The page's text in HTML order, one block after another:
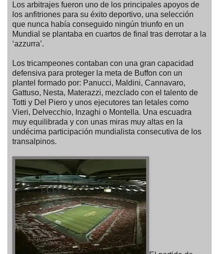
Los arbitrajes fueron uno de los principales apoyos de
los anfitriones para su éxito deportivo, una selección
que nunca había conseguido ningún triunfo en un
Mundial se plantaba en cuartos de final tras derrotar a la
‘azzurra’.
Los tricampeones contaban con una gran capacidad
defensiva para proteger la meta de Buffon con un
plantel formado por: Panucci, Maldini, Cannavaro,
Gattuso, Nesta, Materazzi, mezclado con el talento de
Totti y Del Piero y unos ejecutores tan letales como
Vieri, Delvecchio, Inzaghi o Montella. Una escuadra
muy equilibrada y con unas miras muy altas en la
undécima participación mundialista consecutiva de los
transalpinos.